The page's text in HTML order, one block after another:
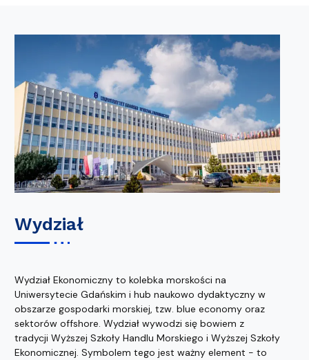
Wydział
Wydział Ekonomiczny to kolebka morskości na
Uniwersytecie Gdańskim i hub naukowo dydaktyczny w
obszarze gospodarki morskiej, tzw. blue economy oraz
sektorów offshore. Wydział wywodzi się bowiem z
tradycji Wyższej Szkoły Handlu Morskiego i Wyższej Szkoły
Ekonomicznej. Symbolem tego jest ważny element - to